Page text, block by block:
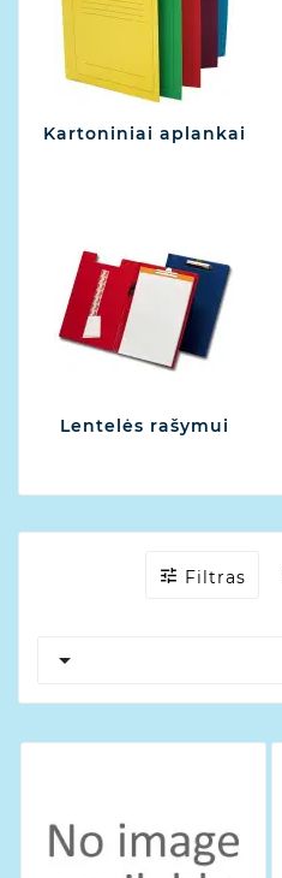
Kartoniniai aplankai
Lentelės rašymui
 Filtras
